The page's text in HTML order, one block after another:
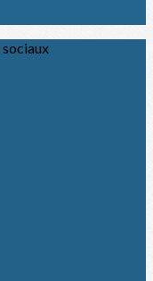
sociaux